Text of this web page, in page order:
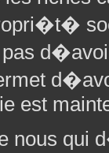
pas
est
nous qui